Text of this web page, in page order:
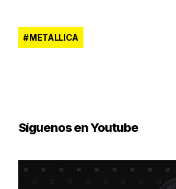
METALLICA
Síguenos en Youtube